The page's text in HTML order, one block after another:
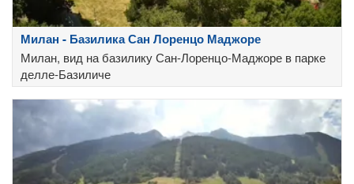
Милан - Базилика Сан Лоренцо Маджоре
Милан, вид на базилику Сан-Лоренцо-Маджоре в парке
делле-Базиличе